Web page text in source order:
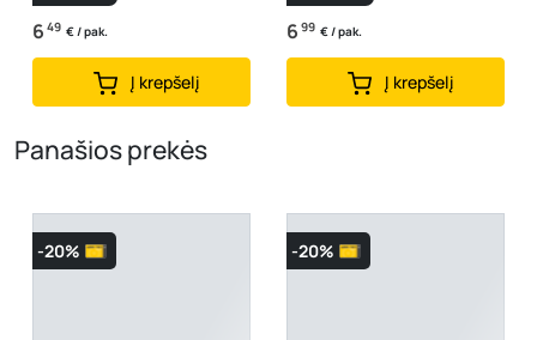
6 49 € / pak.
Į krepšelį
6 99 € / pak.
Į krepšelį
Panašios prekės
-20% -20%